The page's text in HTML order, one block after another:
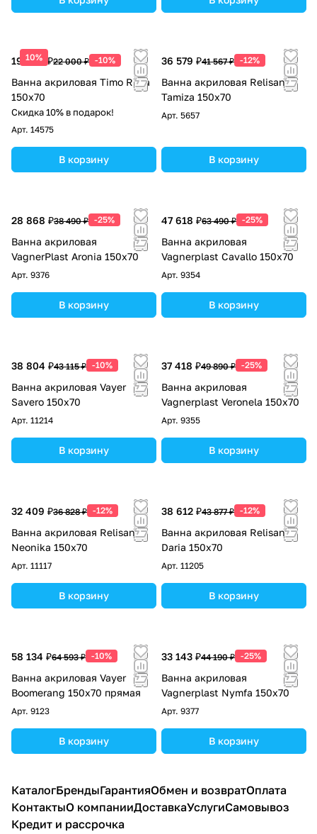
10%
19 800 ₽22 000 ₽ -10%
Ванна акриловая Timo Ritta
150x70
Скидка 10% в подарок!
Арт. 14575
В корзину
36 579 ₽41 567 ₽ -12%
Ванна акриловая Relisan
Tamiza 150х70
Арт. 5657
В корзину
28 868 ₽38 490 ₽ -25%
Ванна акриловая
VagnerPlast Aronia 150х70
Арт. 9376
В корзину
47 618 ₽63 490 ₽ -25%
Ванна акриловая
Vagnerplast Cavallo 150х70
Арт. 9354
В корзину
38 804 ₽43 115 ₽ -10%
Ванна акриловая Vayer
Savero 150х70
Арт. 11214
В корзину
37 418 ₽49 890 ₽ -25%
Ванна акриловая
Vagnerplast Veronela 150х70
Арт. 9355
В корзину
32 409 ₽36 828 ₽ -12%
Ванна акриловая Relisan
Neonika 150х70
Арт. 11117
В корзину
38 612 ₽43 877 ₽ -12%
Ванна акриловая Relisan
Daria 150х70
Арт. 11205
В корзину
58 134 ₽64 593 ₽ -10%
Ванна акриловая Vayer
Boomerang 150x70 прямая
Арт. 9123
В корзину
33 143 ₽44 190 ₽ -25%
Ванна акриловая
Vagnerplast Nymfa 150x70
Арт. 9377
В корзину
КаталогБрендыГарантияОбмен и возвратОплата
КонтактыО компанииДоставкаУслугиСамовывоз
Кредит и рассрочка